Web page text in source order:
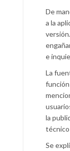
De
a la
e
La
la
técnico
Se